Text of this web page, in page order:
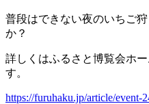
普段はできない夜のいちご
か？
詳しくはふるさと博覧会ホ
す。
https://furuhaku.jp/article/event-